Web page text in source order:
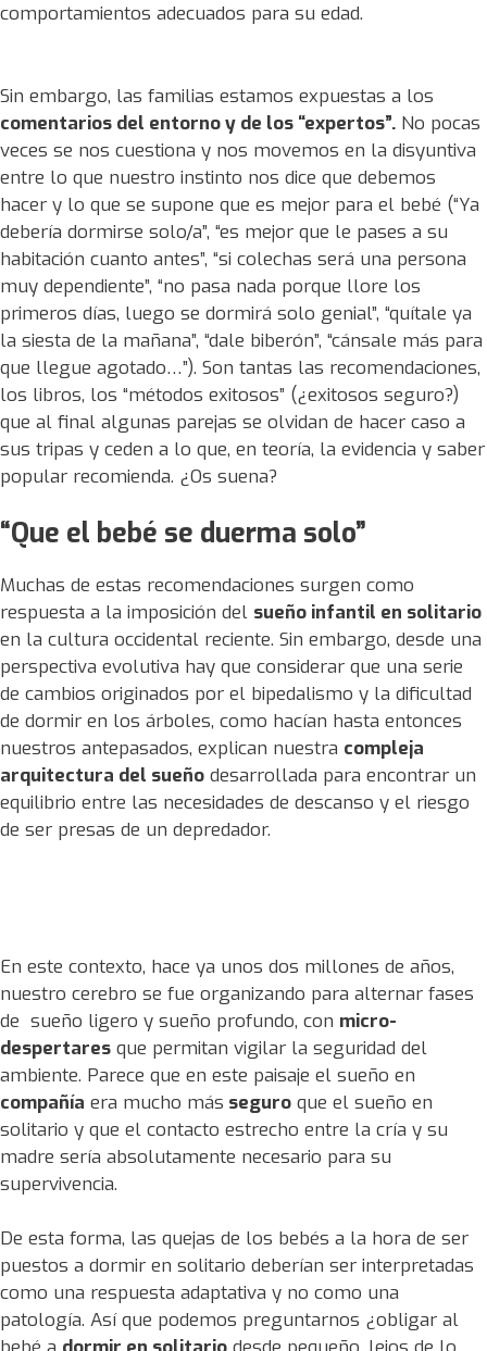
comportamientos adecuados para su edad.
Sin embargo, las familias estamos expuestas a los
comentarios del entorno y de los “expertos”. No pocas
veces se nos cuestiona y nos movemos en la disyuntiva
entre lo que nuestro instinto nos dice que debemos
hacer y lo que se supone que es mejor para el bebé (“Ya
debería dormirse solo/a”, “es mejor que le pases a su
habitación cuanto antes”, “si colechas será una persona
muy dependiente”, “no pasa nada porque llore los
primeros días, luego se dormirá solo genial”, “quítale ya
la siesta de la mañana”, “dale biberón”, “cánsale más para
que llegue agotado…”). Son tantas las recomendaciones,
los libros, los “métodos exitosos” (¿exitosos seguro?)
que al final algunas parejas se olvidan de hacer caso a
sus tripas y ceden a lo que, en teoría, la evidencia y saber
popular recomienda. ¿Os suena?
“Que el bebé se duerma solo”
Muchas de estas recomendaciones surgen como
respuesta a la imposición del sueño infantil en solitario
en la cultura occidental reciente. Sin embargo, desde una
perspectiva evolutiva hay que considerar que una serie
de cambios originados por el bipedalismo y la dificultad
de dormir en los árboles, como hacían hasta entonces
nuestros antepasados, explican nuestra compleja
arquitectura del sueño desarrollada para encontrar un
equilibrio entre las necesidades de descanso y el riesgo
de ser presas de un depredador.
En este contexto, hace ya unos dos millones de años,
nuestro cerebro se fue organizando para alternar fases
de sueño ligero y sueño profundo, con micro-
despertares que permitan vigilar la seguridad del
ambiente. Parece que en este paisaje el sueño en
compañía era mucho más seguro que el sueño en
solitario y que el contacto estrecho entre la cría y su
madre sería absolutamente necesario para su
supervivencia.
De esta forma, las quejas de los bebés a la hora de ser
puestos a dormir en solitario deberían ser interpretadas
como una respuesta adaptativa y no como una
patología. Así que podemos preguntarnos ¿obligar al